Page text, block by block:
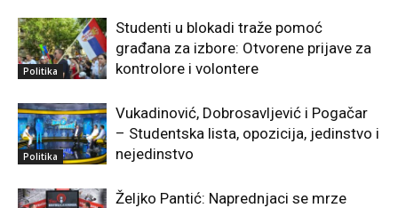
Politika
Studenti u blokadi traže pomoć
građana za izbore: Otvorene prijave za
kontrolore i volontere
Politika
Vukadinović, Dobrosavljević i Pogačar
– Studentska lista, opozicija, jedinstvo i
nejedinstvo
Željko Pantić: Naprednjaci se mrze